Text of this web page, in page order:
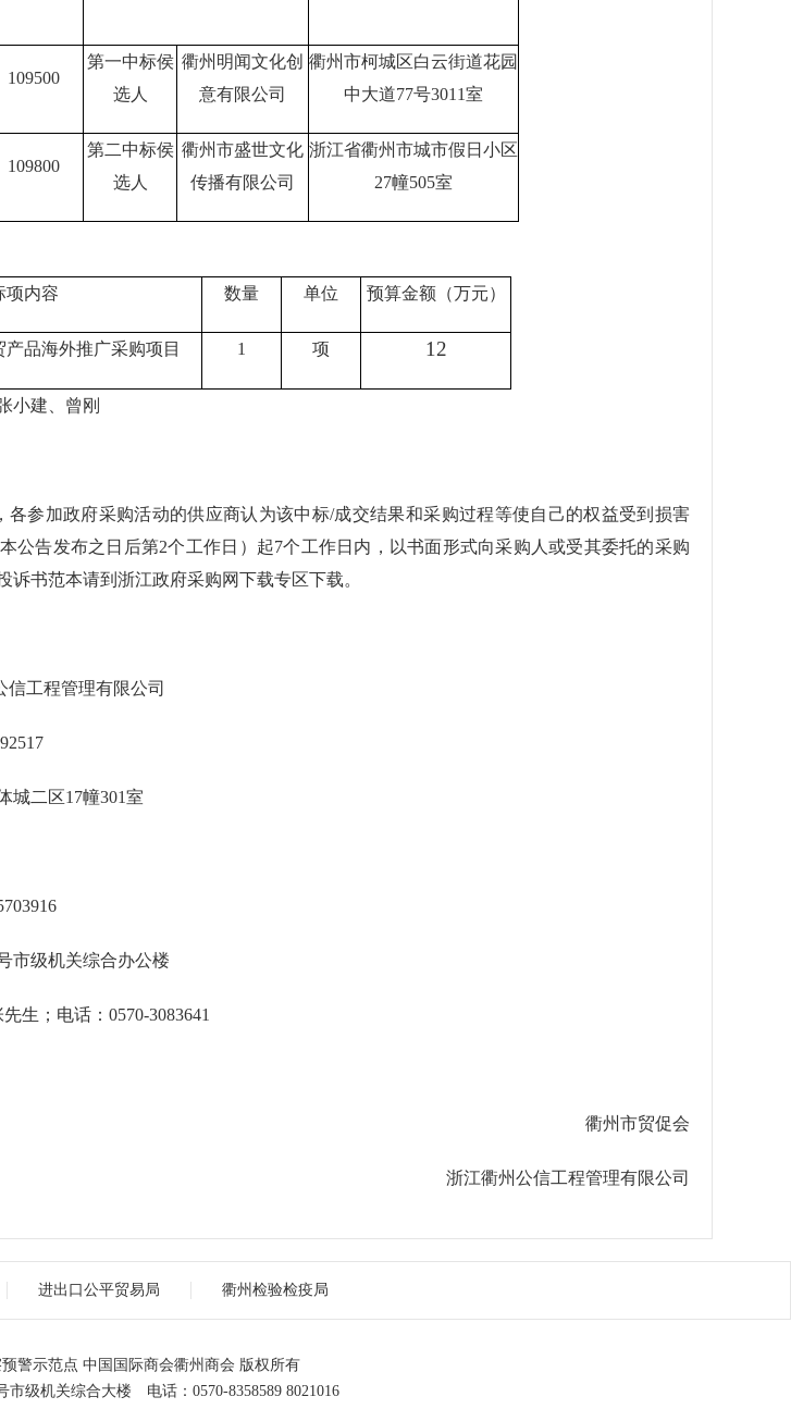
109500
第一中标侯
选人
衢州明闻文化创
意有限公司
衢州市柯城区白云街道花园
中大道77号3011室
109800
第二中标侯
选人
衢州市盛世文化
传播有限公司
浙江省衢州市城市假日小区
27幢505室
项内容 数量 单位 预算金额（万元）
品海外推广采购项目 1 项 12
小建 曾刚
各参加政府采购活动的供应商认为该中标/成交结果和采购过程等使自己的权益受到损害
公告发布之日后第2个工作日）起7个工作日内，以书面形式向采购人或受其委托的采购
书范本请到浙江政府采购网下载专区下载。
信工程管理有限公司
城二区17幢301室
市级机关综合办公楼
生；电话： 0570-3083641
衢州市贸促会
浙江衢州公信工程管理有限公司
进出口公平贸易局 衢州检验检疫局
警示范点 中国国际商会衢州商会 版权所有
市级机关综合大楼 电话：0570-8358589 8021016